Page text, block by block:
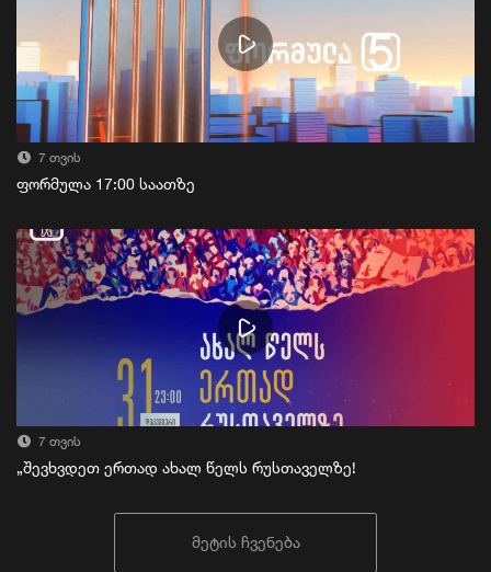
7 თვის
ფორმულა 17:00 საათზე
7 თვის
„შევხვდეთ ერთად ახალ წელს რუსთაველზე!
მეტის ჩვენება